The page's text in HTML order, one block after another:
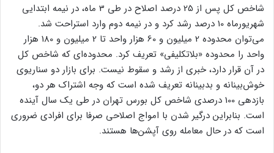
شاخص کل پس از 25 درصد اصلاح در طی 3 ماه، در نیمه ابتدایی
شهریورماه 10 درصد رشد کرد و در نیمه دوم وارد استراحت شد.
می‌توان محدوده 2 میلیون و 60 هزار واحد تا 2 میلیون و 180 هزار
واحد را محدوده «بلاتکلیفی» تعریف کرد. محدوده‌ای که شاخص کل
در آن قرار دارد، خبری از رشد و سقوط نیست. برای بازار دو سناریوی
خوش‌بینانه و بدبینانه تعریف شده است که وجه اشتراک هر دو،
بازدهی 100 درصدی شاخص کل بورس تهران در طی یک سال آینده
است. بنابراین درگیر شدن با امواج اصلاحی صرفا برای افرادی ضروری
است که در حال معامله روی آپشن‌ها هستند.